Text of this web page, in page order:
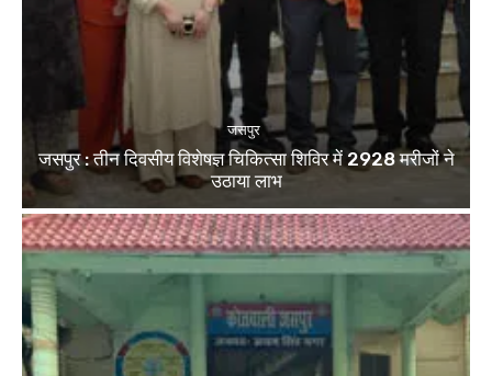
जसपुर
जसपुर : तीन दिवसीय विशेषज्ञ चिकित्सा शिविर में 2928 मरीजों ने
उठाया लाभ